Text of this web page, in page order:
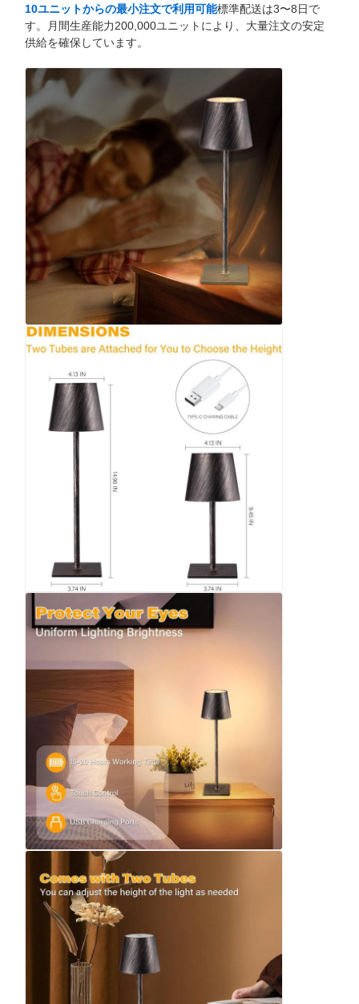
10ユニットからの最小注文で利用可能標準配送は3〜8日で
す。月間生産能力200,000ユニットにより、大量注文の安定
供給を確保しています。